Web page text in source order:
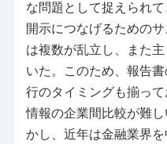
な問題として捉えられ
開示につなげるための
は複数が乱立し、また
いた。このため、報告
行のタイミングも揃っ
情報の企業間比較が難
かし、近年は金融業界